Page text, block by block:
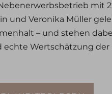
mit
und Veronika Müller
– und stehen
echte Wertschätzung der